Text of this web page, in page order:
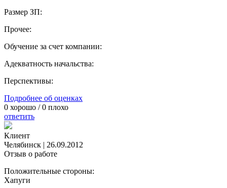
Размер ЗП:
Прочее:
Обучение за счет компании:
Адекватность начальства:
Перспективы:
Подробнее об оценках
0 хорошо /0 плохо
ответить
Клиент
Челябинск | 26.09.2012
Отзыв о работе
Положительные стороны:
Хапуги